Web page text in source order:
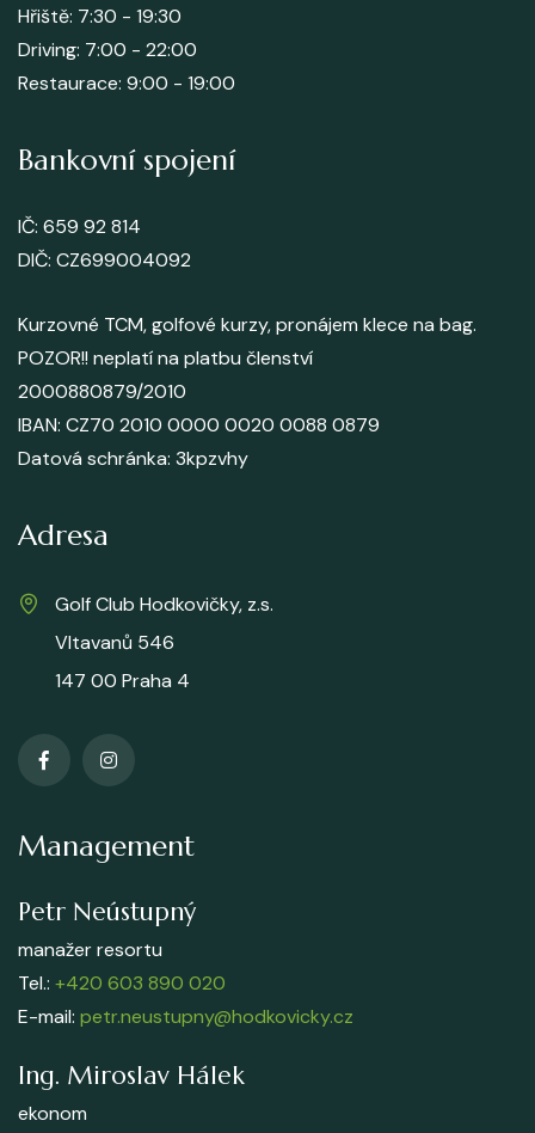
Hřiště: 7:30 - 19:30
Driving: 7:00 - 22:00
Restaurace: 9:00 - 19:00
Bankovní spojení
IČ: 659 92 814
DIČ: CZ699004092
Kurzovné TCM, golfové kurzy, pronájem klece na bag.
POZOR!! neplatí na platbu členství
2000880879/2010
IBAN: CZ70 2010 0000 0020 0088 0879
Datová schránka: 3kpzvhy
Adresa
Golf Club Hodkovičky, z.s.
Vltavanů 546
147 00 Praha 4
Management
Petr Neústupný
manažer resortu
Tel.: +420 603 890 020
E-mail: petr.neustupny@hodkovicky.cz
Ing. Miroslav Hálek
ekonom